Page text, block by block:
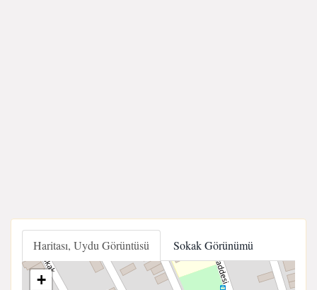
Haritası, Uydu Görüntüsü Sokak Görünümü
+